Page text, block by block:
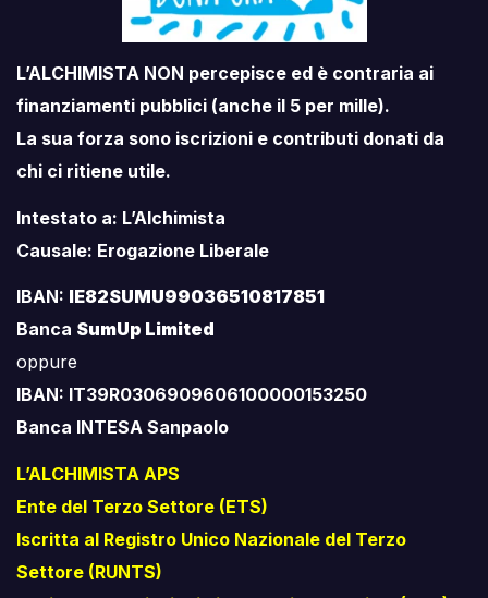
L’ALCHIMISTA NON percepisce ed è contraria ai
finanziamenti pubblici (anche il 5 per mille).
La sua forza sono iscrizioni e contributi donati da
chi ci ritiene utile.
Intestato a: L’Alchimista
Causale: Erogazione Liberale
IBAN: IE82SUMU99036510817851
Banca SumUp Limited
oppure
IBAN: IT39R0306909606100000153250
Banca INTESA Sanpaolo
L’ALCHIMISTA APS
Ente del Terzo Settore (ETS)
Iscritta al Registro Unico Nazionale del Terzo
Settore (RUNTS)